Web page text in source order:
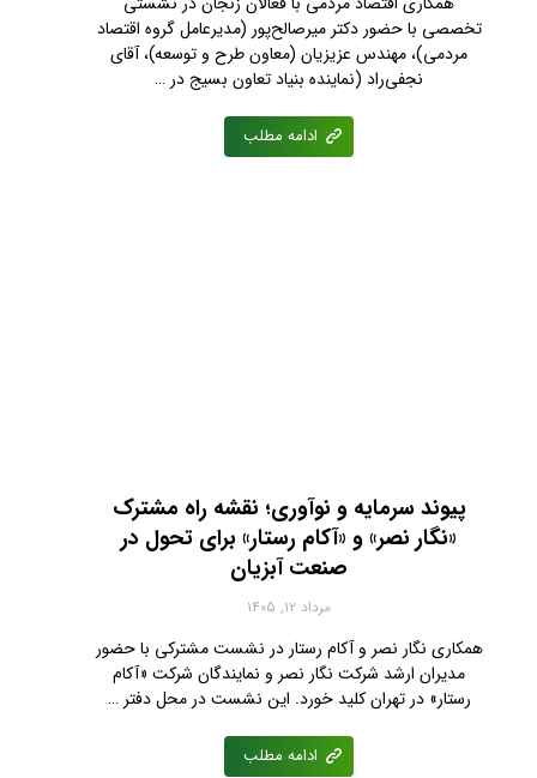
تخصصی با حضور دکتر میرصالح‌پور (مدیرعامل گروه اقتصاد
مردمی)، مهندس عزیزیان (معاون طرح و توسعه)، آقای
نجفی‌راد (نماینده بنیاد تعاون بسیج در …
ادامه مطلب
پیوند سرمایه و نوآوری؛ نقشه راه مشترک
«نگار نصر» و «آکام رستار» برای تحول در
صنعت آبزیان
مرداد ۱۲, ۱۴۰۵
همکاری نگار نصر و آکام رستار در نشست مشترکی با حضور
مدیران ارشد شرکت نگار نصر و نمایندگان شرکت «آکام
رستار» در تهران کلید خورد. این نشست در محل دفتر …
ادامه مطلب